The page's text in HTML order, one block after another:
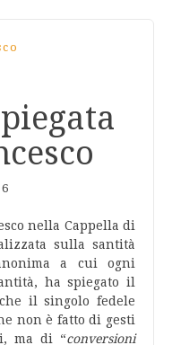
nella Cappella di
sulla santità
a cui ogni
ha spiegato il
il singolo fedele
non è fatto di gesti
ma di “conversioni